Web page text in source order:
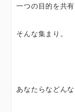
一つの目的を共
そんな集まり。
あなたらなどん